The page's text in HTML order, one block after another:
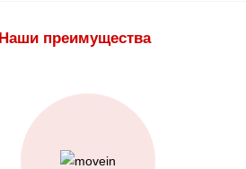
Наши преимущества